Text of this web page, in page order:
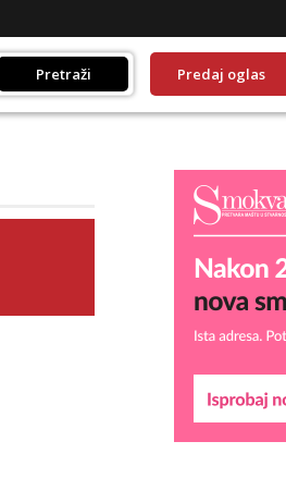
Pretraži Predaj oglas
Lucija